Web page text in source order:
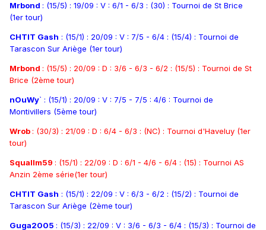
Mrbond : (15/5) : 19/09 : V : 6/1 - 6/3 : (30) : Tournoi de St Brice
(1er tour)
CHTIT Gash : (15/1) : 20/09 : V : 7/5 - 6/4 : (15/4) : Tournoi de
Tarascon Sur Ariège (1er tour)
Mrbond : (15/5) : 20/09 : D : 3/6 - 6/3 - 6/2 : (15/5) : Tournoi de St
Brice (2ème tour)
nOuWy` : (15/1) : 20/09 : V : 7/5 - 7/5 : 4/6 : Tournoi de
Montivillers (5ème tour)
Wrob : (30/3) : 21/09 : D : 6/4 - 6/3 : (NC) : Tournoi d'Haveluy (1er
tour)
Squallm59 : (15/1) : 22/09 : D : 6/1 - 4/6 - 6/4 : (15) : Tournoi AS
Anzin 2ème série(1er tour)
CHTIT Gash : (15/1) : 22/09 : V : 6/3 - 6/2 : (15/2) : Tournoi de
Tarascon Sur Ariège (2ème tour)
Guga2005 : (15/3) : 22/09 : V : 3/6 - 6/3 - 6/4 : (15/3) : Tournoi de